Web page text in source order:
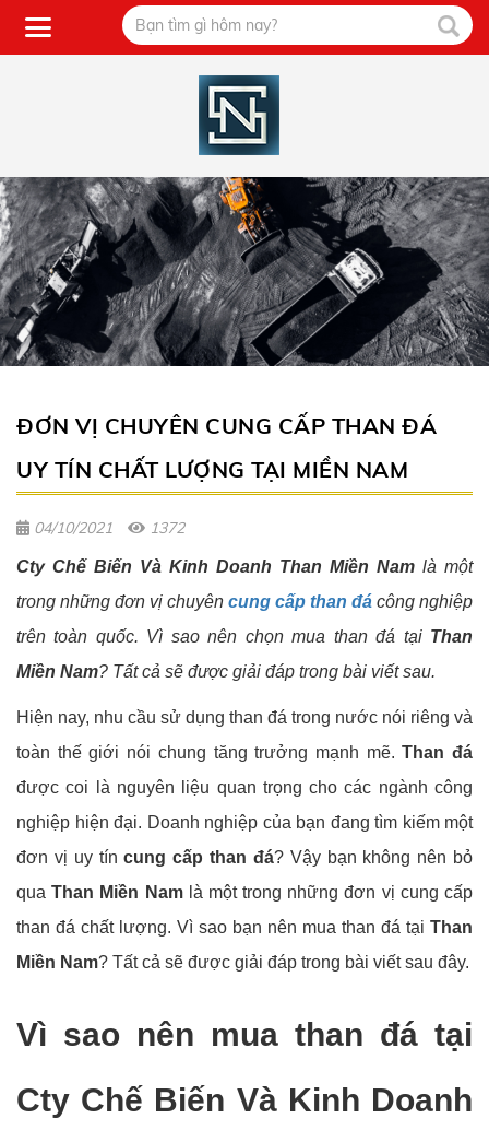
ĐƠN VỊ CHUYÊN CUNG CẤP THAN ĐÁ
UY TÍN CHẤT LƯỢNG TẠI MIỀN NAM
04/10/2021 1372
Cty Chế Biến Và Kinh Doanh Than Miền Nam là một
trong những đơn vị chuyên cung cấp than đá công nghiệp
trên toàn quốc. Vì sao nên chọn mua than đá tại Than
Miền Nam? Tất cả sẽ được giải đáp trong bài viết sau.
Hiện nay, nhu cầu sử dụng than đá trong nước nói riêng và
toàn thế giới nói chung tăng trưởng mạnh mẽ.Than đá
được coi là nguyên liệu quan trọng cho các ngành công
nghiệp hiện đại. Doanh nghiệp của bạn đang tìm kiếm một
đơn vị uy tíncung cấp than đá? Vậy bạn không nên bỏ
quaThan Miền Namlà một trong những đơn vị cung cấp
than đá chất lượng. Vì sao bạn nên mua than đá tại Than
Miền Nam? Tất cả sẽ được giải đáp trong bài viết sau đây.
Vì sao nên mua than đá tại
Cty Chế Biến Và Kinh Doanh